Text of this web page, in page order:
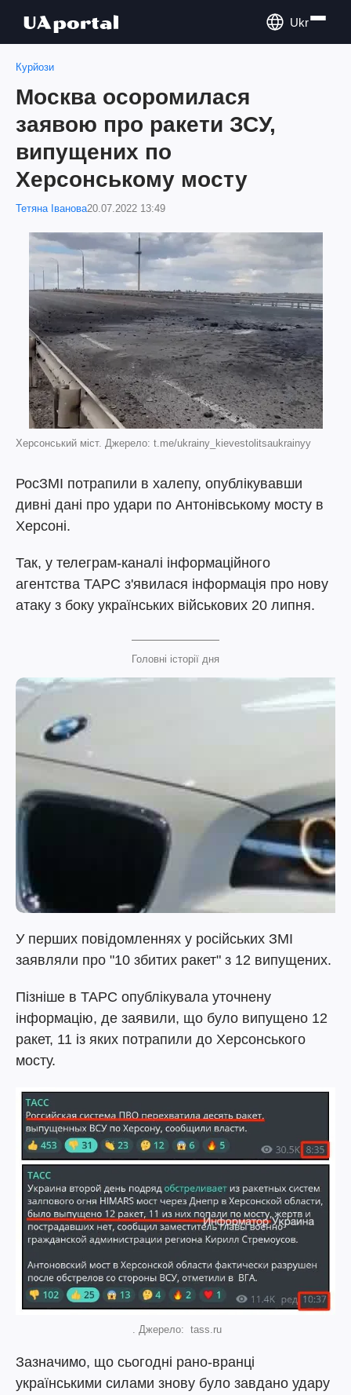
Ukr
Курйози
Москва осоромилася
заявою про ракети ЗСУ,
випущених по
Херсонському мосту
Тетяна Іванова20.07.2022 13:49
Херсонський міст. Джерело: t.me/ukrainy_kievestolitsaukrainyy
РосЗМІ потрапили в халепу, опублікувавши
дивні дані про удари по Антонівському мосту в
Херсоні.
Так, у телеграм-каналі інформаційного
агентства ТАРС з'явилася інформація про нову
атаку з боку українських військових 20 липня.
Головні історії дня
У перших повідомленнях у російських ЗМІ
заявляли про "10 збитих ракет" з 12 випущених.
Пізніше в ТАРС опублікувала уточнену
інформацію, де заявили, що було випущено 12
ракет, 11 із яких потрапили до Херсонського
мосту.
. Джерело: tass.ru
Зазначимо, що сьогодні рано-вранці
українськими силами знову було завдано удару